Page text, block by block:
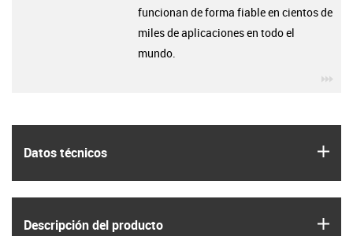
Datos técnicos
Descripción del producto
funcionan de forma fiable en cientos de
miles de aplicaciones en todo el
mundo.